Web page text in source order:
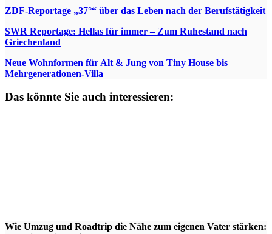
ZDF-Reportage „37°“ über das Leben nach der Berufstätigkeit
SWR Reportage: Hellas für immer – Zum Ruhestand nach
Griechenland
Neue Wohnformen für Alt & Jung von Tiny House bis
Mehrgenerationen-Villa
Das könnte Sie auch interessieren:
Wie Umzug und Roadtrip die Nähe zum eigenen Vater stärken: